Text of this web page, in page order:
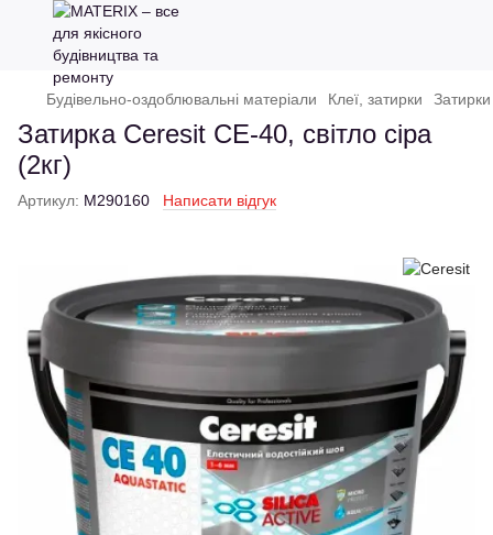
Будівельно-оздоблювальні матеріали Клеї, затирки Затирки
Затирка Ceresit CE-40, світло сіра
(2кг)
Артикул: M290160 Написати відгук